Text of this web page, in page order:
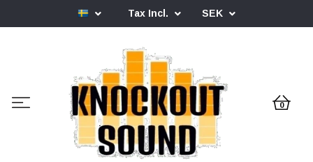
Tax Incl. SEK
0